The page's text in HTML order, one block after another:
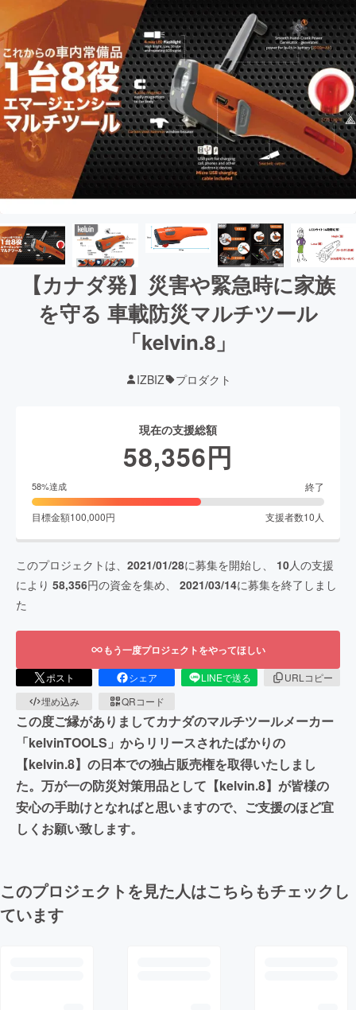
【カナダ発】災害や緊急時に家族
を守る 車載防災マルチツール
「kelvin.8」
IZBIZ プロダクト
現在の支援総額
58,356円
58%達成 終了
目標金額100,000円 支援者数10 人
このプロジェクトは、 2021/01/28に募集を開始し、 10人の支援
により 58,356円の資金を集め、 2021/03/14に募集を終了しまし
た
もう一度プロジェクトをやってほしい
ポスト シェア LINEで送る
URLコピー
埋め込み
QRコード
この度ご縁がありましてカナダのマルチツールメーカー
「kelvinTOOLS」からリリースされたばかりの
【kelvin.8】の日本での独占販売権を取得いたしまし
た。万が一の防災対策用品として【kelvin.8】が皆様の
安心の手助けとなればと思いますので、ご支援のほど宜
しくお願い致します。
このプロジェクトを見た人はこちらもチェックし
ています